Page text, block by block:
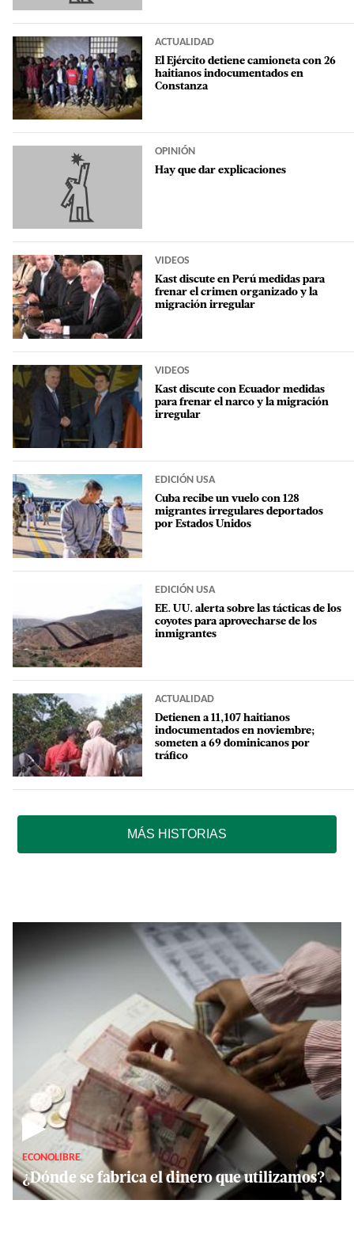
ACTUALIDAD
El Ejército detiene camioneta con 26
haitianos indocumentados en
Constanza
OPINIÓN
Hay que dar explicaciones
VIDEOS
Kast discute en Perú medidas para
frenar el crimen organizado y la
migración irregular
VIDEOS
Kast discute con Ecuador medidas
para frenar el narco y la migración
irregular
EDICIÓN USA
Cuba recibe un vuelo con 128
migrantes irregulares deportados
por Estados Unidos
EDICIÓN USA
EE. UU. alerta sobre las tácticas de los
coyotes para aprovecharse de los
inmigrantes
ACTUALIDAD
Detienen a 11,107 haitianos
indocumentados en noviembre;
someten a 69 dominicanos por
tráfico
MÁS HISTORIAS
▶
ECONOLIBRE
¿Dónde se fabrica el dinero que utilizamos?